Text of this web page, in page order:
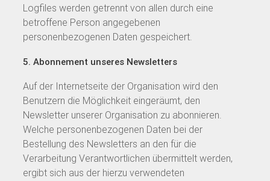
Logfiles werden getrennt von allen durch eine
betroffene Person angegebenen
personenbezogenen Daten gespeichert.
5. Abonnement unseres Newsletters
Auf der Internetseite der Organisation wird den
Benutzern die Möglichkeit eingeräumt, den
Newsletter unserer Organisation zu abonnieren.
Welche personenbezogenen Daten bei der
Bestellung des Newsletters an den für die
Verarbeitung Verantwortlichen übermittelt werden,
ergibt sich aus der hierzu verwendeten